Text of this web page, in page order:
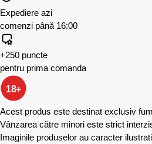
Expediere azi
comenzi până 16:00
+250 puncte
pentru prima comanda
18+
Acest produs este destinat exclusiv
Vânzarea către minori este strict
Imaginile produselor au caracter